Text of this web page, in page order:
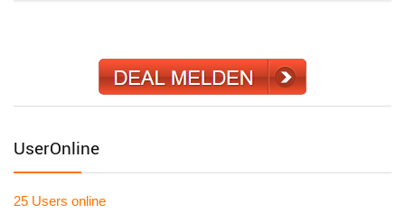
UserOnline
25 Users online